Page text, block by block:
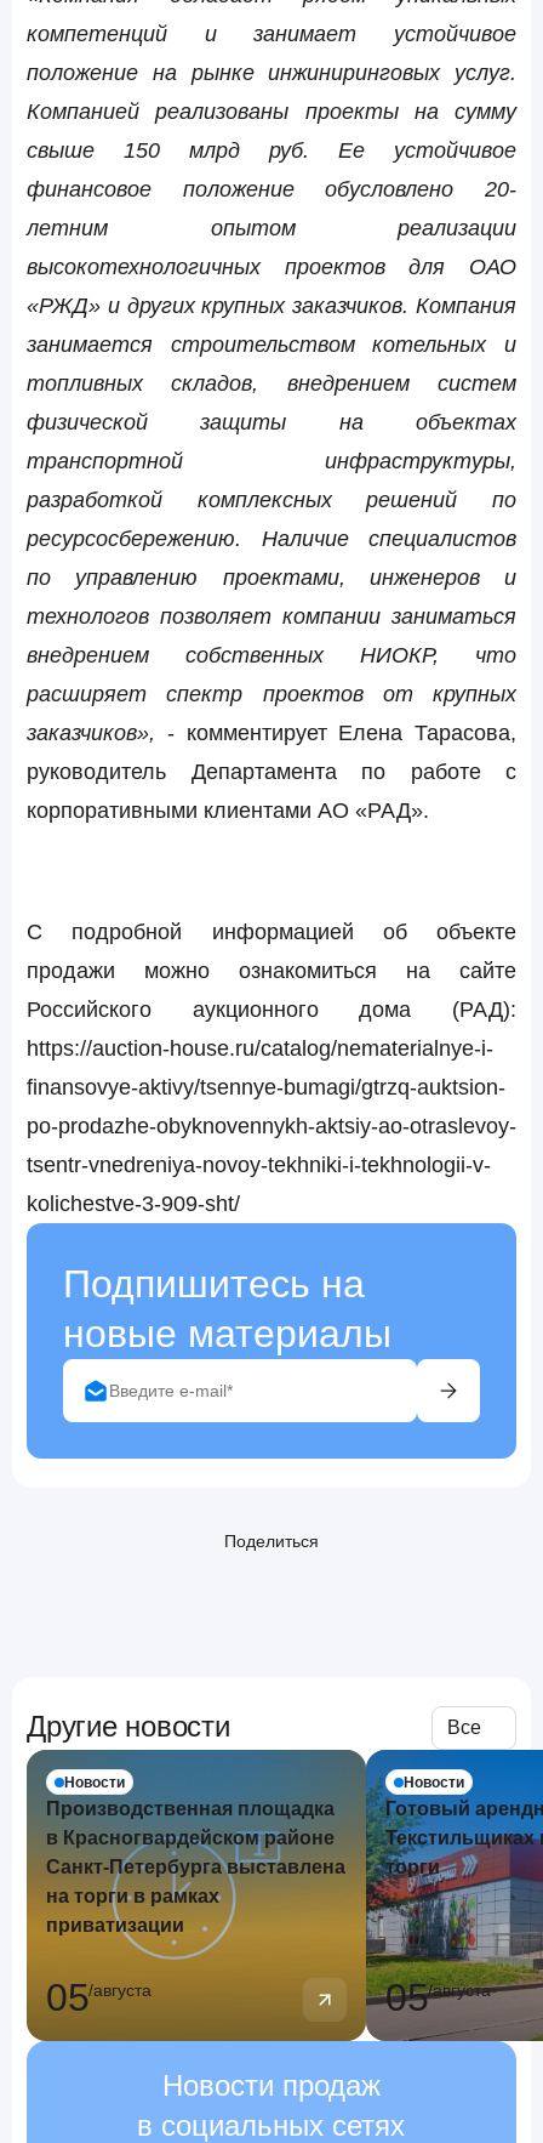
компетенций и занимает устойчивое
положение на рынке инжиниринговых услуг.
Компанией реализованы проекты на сумму
свыше 150 млрд руб. Ее устойчивое
финансовое положение обусловлено 20-
летним опытом реализации
высокотехнологичных проектов для ОАО
«РЖД» и других крупных заказчиков. Компания
занимается строительством котельных и
топливных складов, внедрением систем
физической защиты на объектах
транспортной инфраструктуры,
разработкой комплексных решений по
ресурсосбережению. Наличие специалистов
по управлению проектами, инженеров и
технологов позволяет компании заниматься
внедрением собственных НИОКР, что
расширяет спектр проектов от крупных
заказчиков», - комментирует Елена Тарасова,
руководитель Департамента по работе с
корпоративными клиентами АО «РАД».
С подробной информацией об объекте
продажи можно ознакомиться на сайте
Российского аукционного дома (РАД):
https://auction-house.ru/catalog/nematerialnye-i-
finansovye-aktivy/tsennye-bumagi/gtrzq-auktsion-
po-prodazhe-obyknovennykh-aktsiy-ao-otraslevoy-
tsentr-vnedreniya-novoy-tekhniki-i-tekhnologii-v-
kolichestve-3-909-sht/
Подпишитесь на
новые материалы
Поделиться
Другие новости Все
Новости
Производственная площадка
в Красногвардейском районе
Санкт-Петербурга выставлена
на торги в рамках
приватизации
05/августа
Новости
Готовый
Текстильщиках
торги
05/августа
Новости продаж
в социальных сетях